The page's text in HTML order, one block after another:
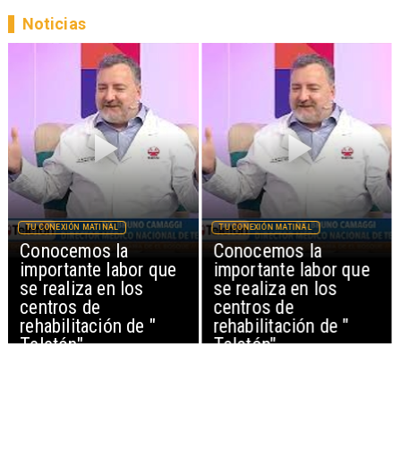
Conocemos la
importante labor que
se realiza en los
centros de
rehabilitación de "
Teletón"
TU CONEXIÓN MATINAL
Conocemos la
importante labor que
se realiza en los
centros de
rehabilitación de "
Teletón"
TU CONEXIÓN MATINAL
Noticias